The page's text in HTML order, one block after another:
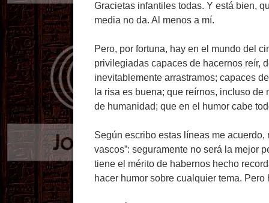
Gracietas infantiles todas. Y está bien,
media no da. Al menos a mí.
Pero, por fortuna, hay en el mundo del
privilegiadas capaces de hacernos reír,
inevitablemente arrastramos; capaces
la risa es buena; que reírnos, incluso
de humanidad; que en el humor cabe
Según escribo estas líneas me
vascos”: seguramente no será la mejor
tiene el mérito de habernos hecho
hacer humor sobre cualquier tema. Pero